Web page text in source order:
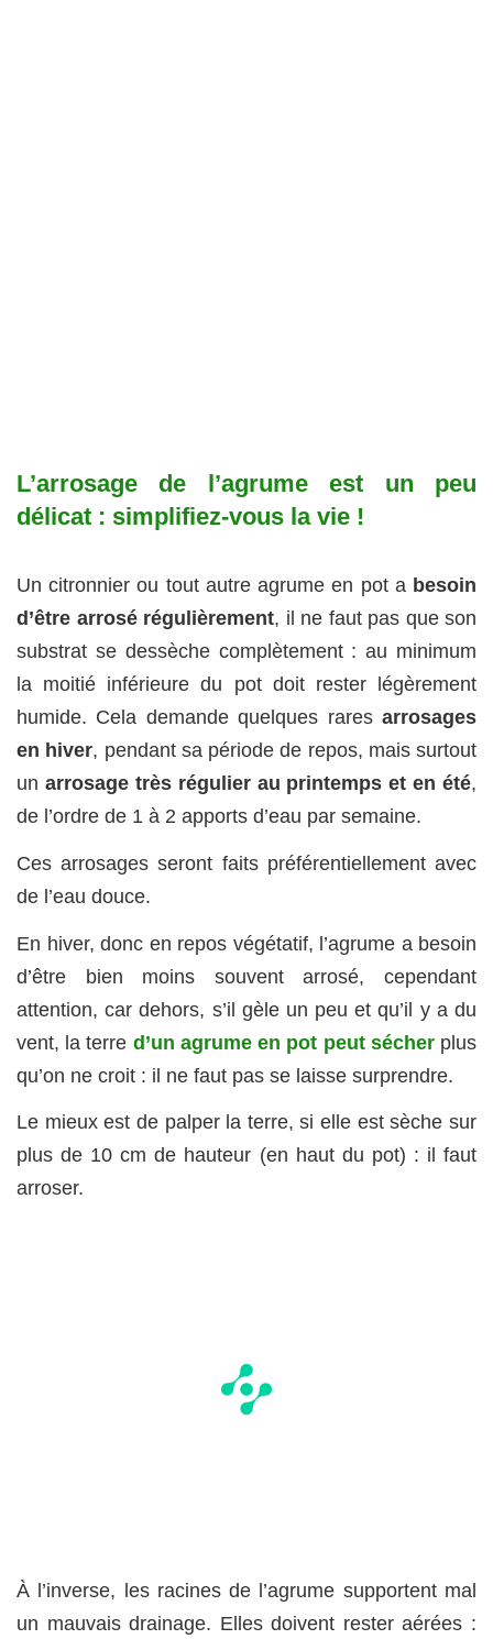
L’arrosage de l’agrume est un peu
délicat : simplifiez-vous la vie !
Un citronnier ou tout autre agrume en pot a besoin
d’être arrosé régulièrement, il ne faut pas que son
substrat se dessèche complètement : au minimum
la moitié inférieure du pot doit rester légèrement
humide. Cela demande quelques rares arrosages
en hiver, pendant sa période de repos, mais surtout
un arrosage très régulier au printemps et en été,
de l’ordre de 1 à 2 apports d’eau par semaine.
Ces arrosages seront faits préférentiellement avec
de l’eau douce.
En hiver, donc en repos végétatif, l’agrume a besoin
d’être bien moins souvent arrosé, cependant
attention, car dehors, s’il gèle un peu et qu’il y a du
vent, la terre d’un agrume en pot peut sécherplus
qu’on ne croit : il ne faut pas se laisse surprendre.
Le mieux est de palper la terre, si elle est sèche sur
plus de 10 cm de hauteur (en haut du pot) : il faut
arroser.
À l’inverse, les racines de l’agrume supportent mal
un mauvais drainage. Elles doivent rester aérées :